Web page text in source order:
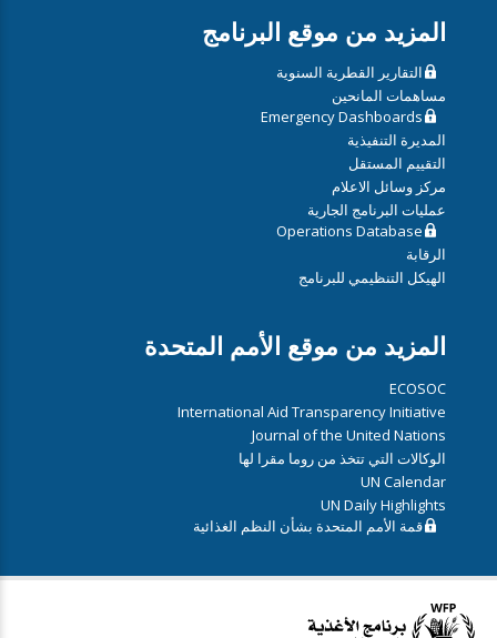
المزيد من موقع البرنامج
التقارير القطرية السنوية
مساهمات المانحين
Emergency Dashboards
المديرة التنفيذية
التقييم المستقل
مركز وسائل الاعلام
عمليات البرنامج الجارية
Operations Database
الرقابة
الهيكل التنظيمي للبرنامج
المزيد من موقع الأمم المتحدة
ECOSOC
International Aid Transparency Initiative
Journal of the United Nations
الوكالات التي تتخذ من روما مقرا لها
UN Calendar
UN Daily Highlights
قمة الأمم المتحدة بشأن النظم الغذائية